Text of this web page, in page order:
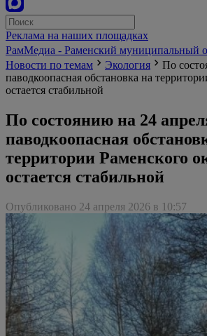
Реклама на наших площадках
РамМедиа - Раменский муниципальный
Новости по темам
Экология
По
паводкоопасная обстановка на
остается стабильной
По состоянию на 24
паводкоопасная
территории Раменского
остается стабильной
Опубликовано 24 апреля 2026 в 10:57